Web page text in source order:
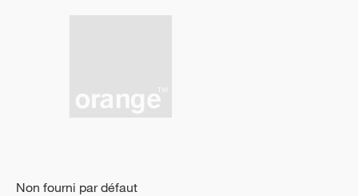
Non fourni par défaut